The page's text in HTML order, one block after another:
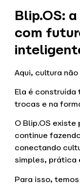
Blip.OS:
com
Aqui, cultura
Ela é construída
trocas e na
O Blip.OS
continue
conectando
simples, prática
Para isso,